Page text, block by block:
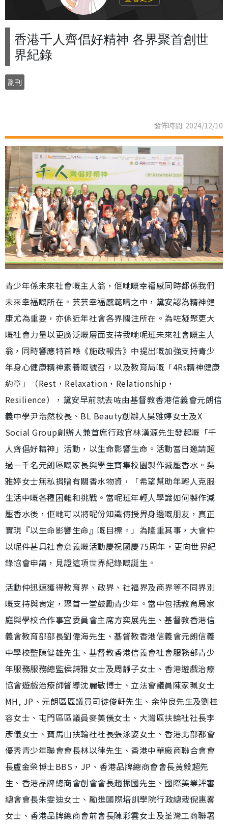
香港千人齊倡好精神 各界聚首創世
界紀錄
副刊
發佈時間: 2024/12/10
青少年係未來社會嘅主人翁，佢哋嘅幸福感同時都係我們
未來幸福嘅所在。芸芸幸福感範疇之中，黛安認為精神健
康尤為重要，亦係近年社會各界關注所在。為咗凝聚更大
嘅社會力量以更廣泛嘅層面支持我哋呢班未來社會嘅主人
翁，同時響應特首喺《施政報告》中提出嘅加強支持青少
年身心健康精神素養嘅號召，以及教育局嘅「4Rs精神健康
約章」（Rest，Relaxation，Relationship，
Resilience），黛安早前就去咗由基督教香港信義會元朗信
義中學尹浩然校長、BL Beauty創辦人吳雅婷女士及X
Social Group創辦人兼首席行政官林漢源先生發起嘅「千
人齊倡好精神」活動，以生命影響生命。活動當日邀請超
過一千名元朗區嘅家長與學生齊集校園製作減壓香水。吳
雅婷女士無私捐贈有關香水物資，「希望幫助年輕人克服
生活中嘅各種困難和挑戰。當呢班年輕人學識如何製作減
壓香水後，佢哋可以將呢份知識傳授畀身邊嘅朋友，真正
實現『以生命影響生命』嘅目標。」為隆重其事，大會仲
以呢件甚具社會意義嘅活動慶祝國慶75周年，更向世界紀
錄協會申請，見證這項世界紀錄嘅誕生。
活動仲迅速獲得教育界、政界、社福界及商界等不同界別
嘅支持與肯定，聚首一堂鼓勵青少年。當中包括教育局家
庭與學校合作事宜委員會主席方奕展先生、基督教香港信
義會教育部部長劉偉海先生、基督教香港信義會元朗信義
中學校監陳健雄先生、基督教香港信義會社會服務部青少
年服務服務總監侯詩雅女士及周靜子女士、香港遊戲治療
協會遊戲治療師督導沈麗敏博士、立法會議員陳家珮女士
MH, JP、元朗區區議員司徒俊軒先生、余仲良先生及劉桂
容女士、屯門區區議員麥美儀女士、大灣區扶輪社社長李
彥儀女士、寶馬山扶輪社社長張泳姿女士、香港北部都會
優秀青少年聯會會長林以律先生、香港中華廠商聯合會會
長盧金榮博士BBS，JP、香港品牌總商會會長黃毅超先
生、香港品牌總商會創會會長趙振國先生、國際美業評審
總會會長朱雯迪女士、⁠勵進國際培訓學院行政總栽倪惠畧
女士、香港品牌總商會前會長陳彩雲女士及荃灣工商聯署